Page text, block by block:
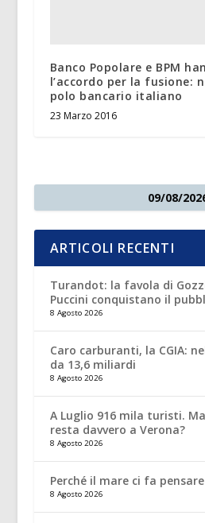
Banco Popolare e BPM
l’accordo per la fusione:
polo bancario italiano
23 Marzo 2016
09/08/
ARTICOLI RECENTI
Turandot: la favola di
Puccini conquistano il
8 Agosto 2026
Caro carburanti, la CGIA:
da 13,6 miliardi
8 Agosto 2026
A Luglio 916 mila turisti.
resta davvero a Verona?
8 Agosto 2026
Perché il mare ci fa pensare
8 Agosto 2026